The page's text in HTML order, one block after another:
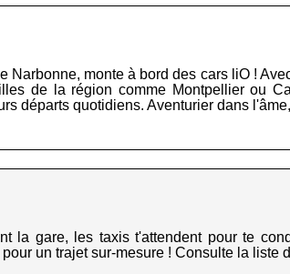
Narbonne, monte à bord des cars liO !
de la région comme Montpellier ou
départs quotidiens. Aventurier dans
la gare, les taxis t'attendent pour te
un trajet sur-mesure ! Consulte la liste